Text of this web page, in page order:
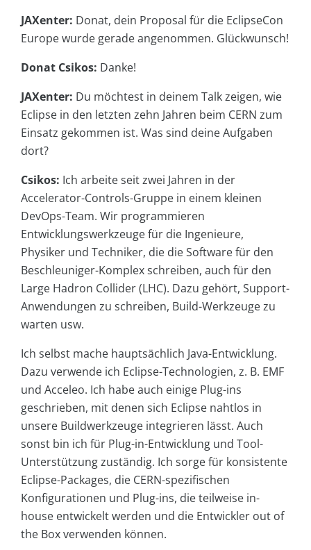
JAXenter: Donat, dein Proposal für die EclipseCon
Europe wurde gerade angenommen. Glückwunsch!
Donat Csikos: Danke!
JAXenter: Du möchtest in deinem Talk zeigen, wie
Eclipse in den letzten zehn Jahren beim CERN zum
Einsatz gekommen ist. Was sind deine Aufgaben
dort?
Csikos: Ich arbeite seit zwei Jahren in der
Accelerator-Controls-Gruppe in einem kleinen
DevOps-Team. Wir programmieren
Entwicklungswerkzeuge für die Ingenieure,
Physiker und Techniker, die die Software für den
Beschleuniger-Komplex schreiben, auch für den
Large Hadron Collider (LHC). Dazu gehört, Support-
Anwendungen zu schreiben, Build-Werkzeuge zu
warten usw.
Ich selbst mache hauptsächlich Java-Entwicklung.
Dazu verwende ich Eclipse-Technologien, z. B. EMF
und Acceleo. Ich habe auch einige Plug-ins
geschrieben, mit denen sich Eclipse nahtlos in
unsere Buildwerkzeuge integrieren lässt. Auch
sonst bin ich für Plug-in-Entwicklung und Tool-
Unterstützung zuständig. Ich sorge für konsistente
Eclipse-Packages, die CERN-spezifischen
Konfigurationen und Plug-ins, die teilweise in-
house entwickelt werden und die Entwickler out of
the Box verwenden können.